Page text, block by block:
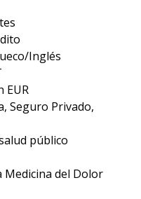
Inglés
EUR
Seguro Privado,
público
Medicina del Dolor